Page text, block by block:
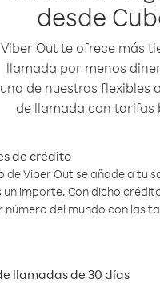
desde
Viber Out te ofrece más
llamada por menos
una de nuestras flexibles
de llamada con tarifas
de crédito
de Viber Out se añade a tu
importe. Con dicho
número del mundo con las
llamadas de 30 días